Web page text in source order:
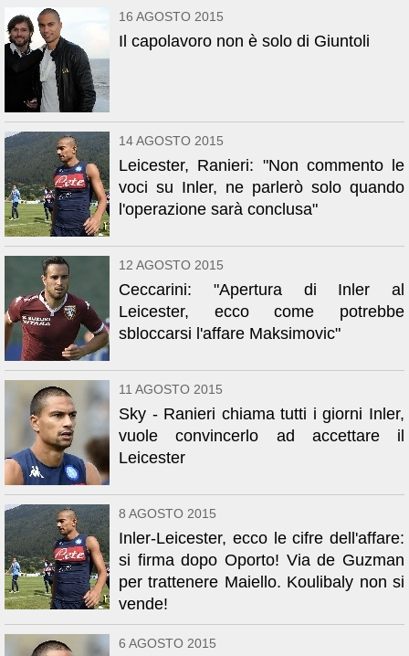
16 AGOSTO 2015
Il capolavoro non è solo di Giuntoli
14 AGOSTO 2015
Leicester, Ranieri: "Non commento le
voci su Inler, ne parlerò solo quando
l'operazione sarà conclusa"
12 AGOSTO 2015
Ceccarini: "Apertura di Inler al
Leicester, ecco come potrebbe
sbloccarsi l'affare Maksimovic"
11 AGOSTO 2015
Sky - Ranieri chiama tutti i giorni Inler,
vuole convincerlo ad accettare il
Leicester
8 AGOSTO 2015
Inler-Leicester, ecco le cifre dell'affare:
si firma dopo Oporto! Via de Guzman
per trattenere Maiello. Koulibaly non si
vende!
6 AGOSTO 2015